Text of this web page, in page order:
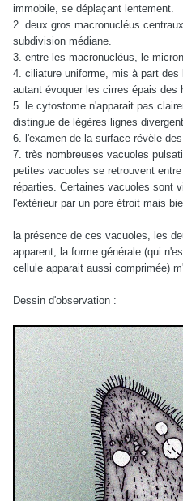
immobile, se déplaçant lentement.
2. deux gros macronucléus
subdivision médiane.
3. entre les macronucléus, le
4. ciliature uniforme, mis à part
autant évoquer les cirres épais des
5. le cytostome n'apparait pas
distingue de légères lignes
6. l'examen de la surface révèle
7. très nombreuses vacuoles
petites vacuoles se retrouvent
réparties. Certaines vacuoles sont
l'extérieur par un pore étroit mais
la présence de ces vacuoles, les
apparent, la forme générale (qui
cellule apparait aussi comprimée)
Dessin d'observation :